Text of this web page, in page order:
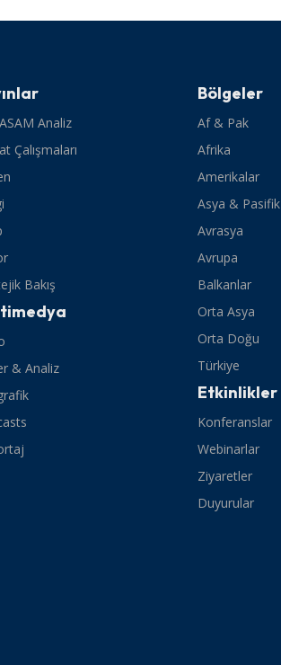
Analiz
Çalışmaları
Bakış
& Analiz
Bölgeler
Af & Pak
Afrika
Amerikalar
Asya & Pasifik
Avrasya
Avrupa
Balkanlar
Orta Asya
Orta Doğu
Türkiye
Etkinlikler
Konferanslar
Webinarlar
Ziyaretler
Duyurular